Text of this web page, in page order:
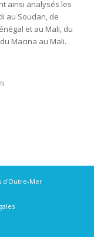
ainsi analysés les
au Soudan, de
et au Mali, du
Macina au Mali.
d'Outre-Mer